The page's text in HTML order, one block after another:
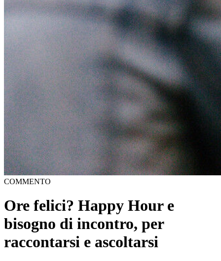
COMMENTO
Ore felici? Happy Hour e
bisogno di incontro, per
raccontarsi e ascoltarsi